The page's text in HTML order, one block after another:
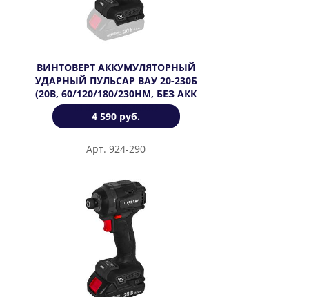
ВИНТОВЕРТ АККУМУЛЯТОРНЫЙ
УДАРНЫЙ ПУЛЬСАР ВАУ 20-230Б
(20В, 60/120/180/230НМ, БЕЗ АКК
И З/У, КОРОБКА)
4 590 руб.
Арт. 924-290